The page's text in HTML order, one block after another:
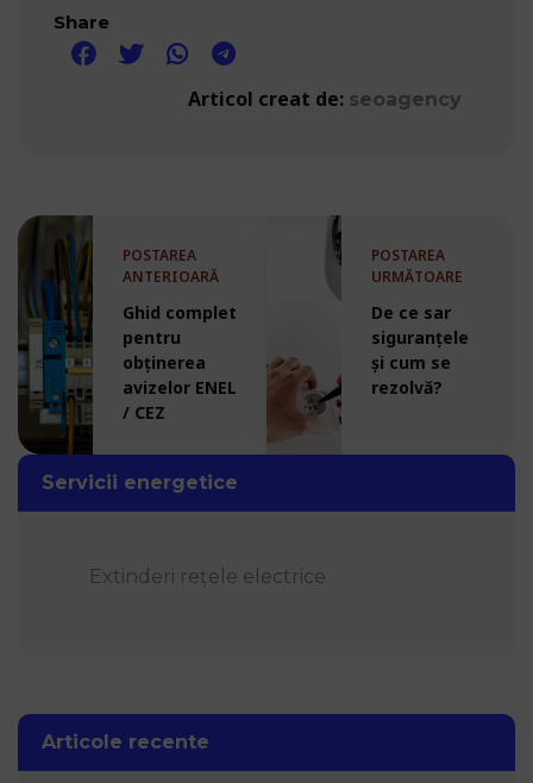
Share
Articol creat de: seoagency
POSTAREA
ANTERIOARĂ
Ghid complet
pentru
obținerea
avizelor ENEL
/ CEZ
POSTAREA
URMĂTOARE
De ce sar
siguranțele
și cum se
rezolvă?
Servicii energetice
Extinderi rețele electrice
Articole recente